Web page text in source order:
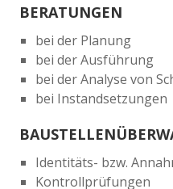
BERATUNGEN
bei der Planung
bei der Ausführung
bei der Analyse von
bei Instandsetzungen
Identitäts- bzw.
Kontrollprüfungen